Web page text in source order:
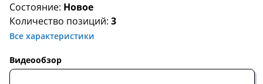
Состояние: Новое
Количество позиций: 3
Все характеристики
Видеообзор